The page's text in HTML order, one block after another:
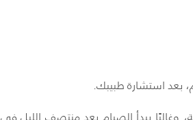
بعد استشارة طبيبك.
لمدة 8 ساعات على الأقل قبل الجراحة، وغالبًا يبدأ الصيام بعد منتصف الليل في